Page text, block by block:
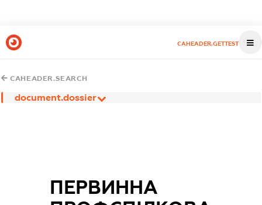
CAHEADER.GETTEST
CAHEADER.SEARCH
document.dossier
ПЕРВИННА